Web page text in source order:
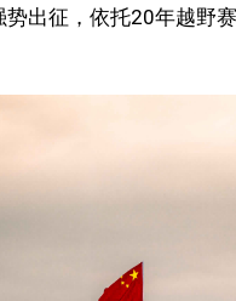
出征，依托20年越野